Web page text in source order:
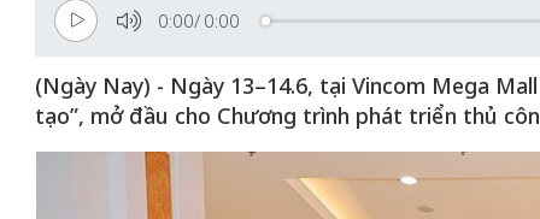
0:00/ 0:00
(Ngày Nay) - Ngày 13–14.6, tại Vincom Mega
tạo”, mở đầu cho Chương trình phát triển thủ